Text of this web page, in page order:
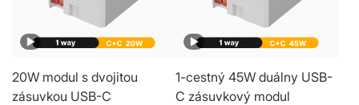
20W modul s dvojitou
zásuvkou USB-C
1-cestný 45W duálny USB-
C zásuvkový modul